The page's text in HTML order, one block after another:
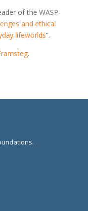
of the WASP-
and ethical
lifeworlds“.
.